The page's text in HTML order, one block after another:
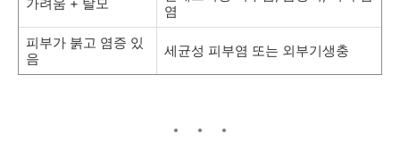
염
피부가 붉고 염증 있
음
세균성 피부염 또는 외부기생충